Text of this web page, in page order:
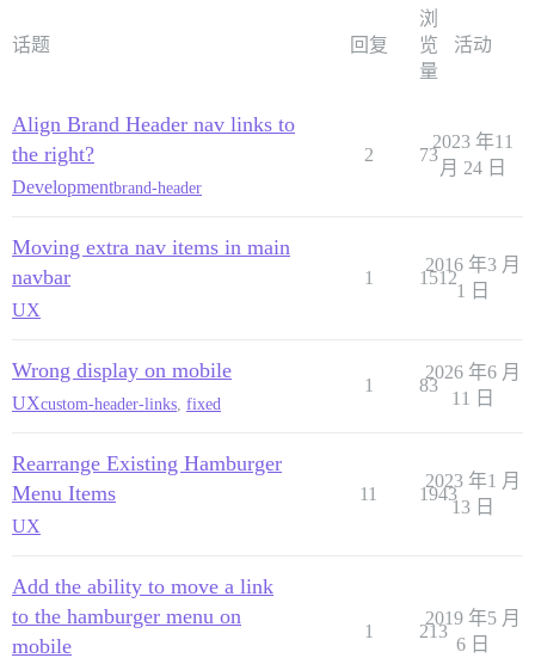
话题 回复
浏
览
量
活动
Align Brand Header nav links to
the right?
Developmentbrand-header
2 73
2023 年11
月 24 日
Moving extra nav items in main
navbar
UX
1 1512
2016 年3 月
1 日
Wrong display on mobile
UXcustom-header-links fixed
1 83
2026 年6 月
11 日
Rearrange Existing Hamburger
Menu Items
UX
11 1943
2023 年1 月
13 日
Add the ability to move a link
to the hamburger menu on
mobile
1 213
2019 年5 月
6 日